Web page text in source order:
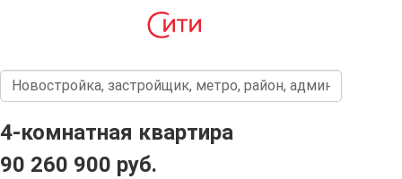
4-комнатная квартира
90 260 900 руб.